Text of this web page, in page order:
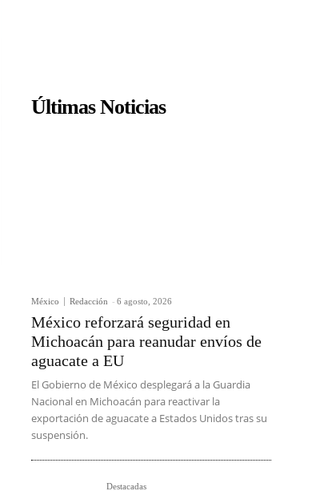
Últimas Noticias
México Redacción - 6 agosto, 2026
México reforzará seguridad en
Michoacán para reanudar envíos de
aguacate a EU
El Gobierno de México desplegará a la Guardia
Nacional en Michoacán para reactivar la
exportación de aguacate a Estados Unidos tras su
suspensión.
Destacadas